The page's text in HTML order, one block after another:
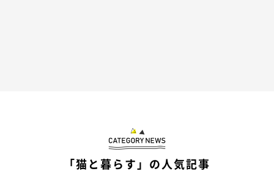
「猫と暮らす」の人気記事